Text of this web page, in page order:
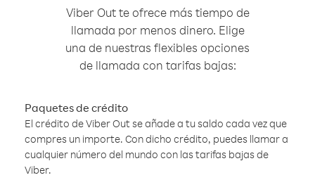
Viber Out te ofrece más tiempo de
llamada por menos dinero. Elige
una de nuestras flexibles opciones
de llamada con tarifas bajas:
Paquetes de crédito
El crédito de Viber Out se añade a tu saldo cada vez que
compres un importe. Con dicho crédito, puedes llamar a
cualquier número del mundo con las tarifas bajas de
Viber.